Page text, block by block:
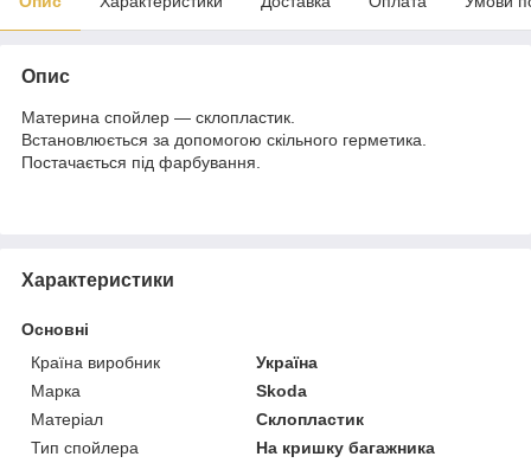
Опис
Материна спойлер — склопластик.
Встановлюється за допомогою скільного герметика.
Постачається під фарбування.
Характеристики
Основні
Країна виробник
Україна
Марка
Skoda
Матеріал
Склопластик
Тип спойлера
На кришку багажника